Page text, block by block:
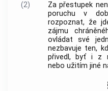
(2)
Zapřestupek
poruchu v
rozpoznat, že
zájmu
ovládat své
nezbavuje ten,
přivedl, byť i z
nebo užitím jiné